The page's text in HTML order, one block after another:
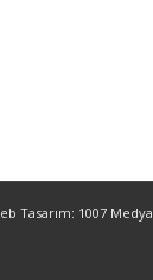
Tasarım: 1007 Medya